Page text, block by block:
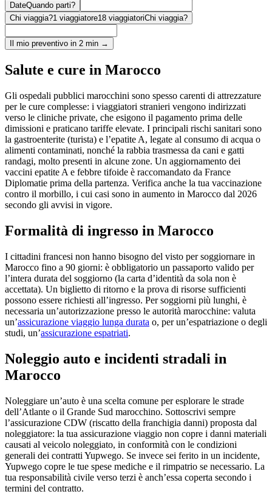
DateQuando parti?
Chi viaggia?1 viaggiatore18 viaggiatoriChi viaggia?
Il mio preventivo in 2 min →
Salute e cure in Marocco
Gli ospedali pubblici marocchini sono spesso carenti di attrezzature
per le cure complesse: i viaggiatori stranieri vengono indirizzati
verso le cliniche private, che esigono il pagamento prima delle
dimissioni e praticano tariffe elevate. I principali rischi sanitari sono
la gastroenterite (turista) e l’epatite A, legate al consumo di acqua o
alimenti contaminati, nonché la rabbia trasmessa da cani e gatti
randagi, molto presenti in alcune zone. Un aggiornamento dei
vaccini epatite A e febbre tifoide è raccomandato da France
Diplomatie prima della partenza. Verifica anche la tua vaccinazione
contro il morbillo, i cui casi sono in aumento in Marocco dal 2026
secondo gli avvisi in vigore.
Formalità di ingresso in Marocco
I cittadini francesi non hanno bisogno del visto per soggiornare in
Marocco fino a 90 giorni: è obbligatorio un passaporto valido per
l’intera durata del soggiorno (la carta d’identità da sola non è
accettata). Un biglietto di ritorno e la prova di risorse sufficienti
possono essere richiesti all’ingresso. Per soggiorni più lunghi, è
necessaria un’autorizzazione presso le autorità marocchine: valuta
un’assicurazione viaggio lunga durata o, per un’espatriazione o degli
studi, un’assicurazione espatriati.
Noleggio auto e incidenti stradali in
Marocco
Noleggiare un’auto è una scelta comune per esplorare le strade
dell’Atlante o il Grande Sud marocchino. Sottoscrivi sempre
l’assicurazione CDW (riscatto della franchigia danni) proposta dal
noleggiatore: la tua assicurazione viaggio non copre i danni materiali
causati al veicolo noleggiato, in conformità con le condizioni
generali dei contratti Yupwego. Se invece sei ferito in un incidente,
Yupwego copre le tue spese mediche e il rimpatrio se necessario. La
tua responsabilità civile verso terzi è anch’essa coperta secondo i
termini del contratto.